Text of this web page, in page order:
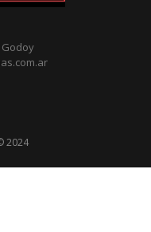
Godoy
2024